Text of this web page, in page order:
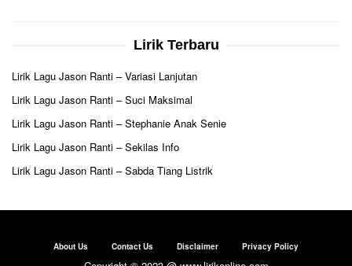
Lirik Terbaru
Lirik Lagu Jason Ranti – Variasi Lanjutan
Lirik Lagu Jason Ranti – Suci Maksimal
Lirik Lagu Jason Ranti – Stephanie Anak Senie
Lirik Lagu Jason Ranti – Sekilas Info
Lirik Lagu Jason Ranti – Sabda Tiang Listrik
About Us Contact Us Disclaimer Privacy Policy